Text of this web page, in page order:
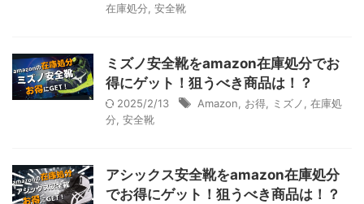
在庫処分, 安全靴
ミズノ安全靴をamazon在庫処分でお
得にゲット！狙うべき商品は！？
2025/2/13 Amazon, お得, ミズノ, 在庫処
分, 安全靴
アシックス安全靴をamazon在庫処分
でお得にゲット！狙うべき商品は！？